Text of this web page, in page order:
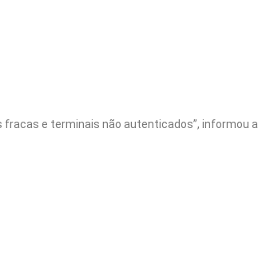
e terminais não autenticados”, informou a